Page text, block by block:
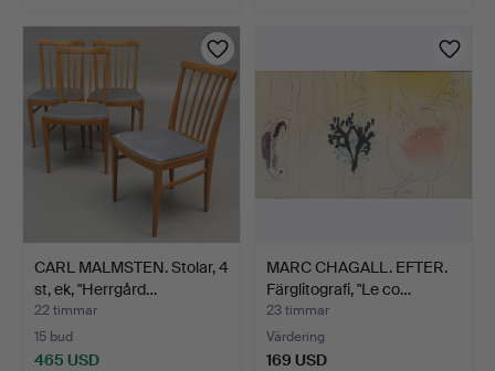
CARL MALMSTEN. Stolar, 4
st, ek, "Herrgård…
22 timmar
15 bud
465 USD
MARC CHAGALL. EFTER.
Färglitografi, "Le co…
23 timmar
Värdering
169 USD